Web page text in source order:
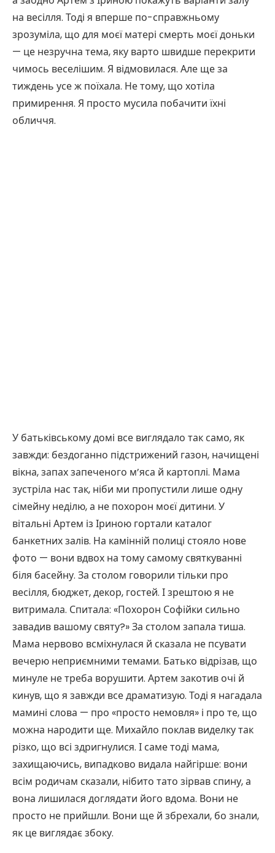
на весілля. Тоді я вперше по-справжньому
зрозуміла, що для моєї матері смерть моєї доньки
— це незручна тема, яку варто швидше перекрити
чимось веселішим. Я відмовилася. Але ще за
тиждень усе ж поїхала. Не тому, що хотіла
примирення. Я просто мусила побачити їхні
обличчя.
У батьківському домі все виглядало так само, як
завжди: бездоганно підстрижений газон, начищені
вікна, запах запеченого м’яса й картоплі. Мама
зустріла нас так, ніби ми пропустили лише одну
сімейну неділю, а не похорон моєї дитини. У
вітальні Артем із Іриною гортали каталог
банкетних залів. На камінній полиці стояло нове
фото — вони вдвох на тому самому святкуванні
біля басейну. За столом говорили тільки про
весілля, бюджет, декор, гостей. І зрештою я не
витримала. Спитала: «Похорон Софійки сильно
завадив вашому святу?» За столом запала тиша.
Мама нервово всміхнулася й сказала не псувати
вечерю неприємними темами. Батько відрізав, що
минуле не треба ворушити. Артем закотив очі й
кинув, що я завжди все драматизую. Тоді я нагадала
мамині слова — про «просто немовля» і про те, що
можна народити ще. Михайло поклав виделку так
різко, що всі здригнулися. І саме тоді мама,
захищаючись, випадково видала найгірше: вони
всім родичам сказали, нібито тато зірвав спину, а
вона лишилася доглядати його вдома. Вони не
просто не прийшли. Вони ще й збрехали, бо знали,
як це виглядає збоку.